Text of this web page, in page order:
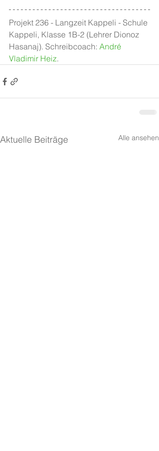
Projekt 236 - Langzeit Kappeli - Schule
Kappeli, Klasse 1B-2 (Lehrer Dionoz
Hasanaj). Schreibcoach: André
Vladimir Heiz.
Aktuelle Beiträge Alle ansehen